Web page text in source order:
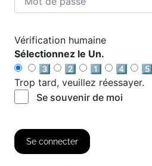
Vérification humaine
Sélectionnez le Un.
3️⃣
2️⃣ 1️⃣ 4️⃣
5️⃣
Trop tard, veuillez réessayer.
Se souvenir de moi
Se connecter